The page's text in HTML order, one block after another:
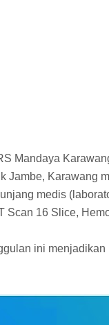
Mandaya
Jambe, Karawang
medis
Scan 16 Slice,
ini